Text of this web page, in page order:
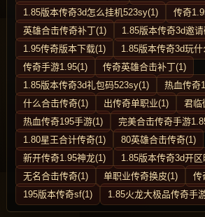
1.85版本传奇3d怎么挂机523sy(1)
传奇
英雄合击传奇补丁(1)
1.85版本传奇3d邀
1.95传奇版本下载(1)
1.85版本传奇3d玩
传奇手游1.95(1)
传奇英雄合击补丁(1)
1.85版本传奇3d礼包码523sy(1)
热血传奇
什么合击传奇(1)
出传奇单职业(1)
君临
热血传奇195手游(1)
完美合击传奇手游
1.80星王合计传奇(1)
80英雄合击传奇(1)
新开传奇1.95神龙(1)
1.85版本传奇3d开
无名合击传奇(1)
单职业传奇换皮(1)
传
195版本传奇sf(1)
1.85火龙大极品传奇手